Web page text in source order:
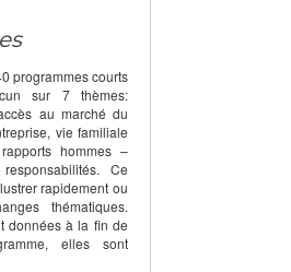
programmes courts
sur 7 thèmes:
au marché du
vie familiale
hommes –
Ce
rapidement ou
thématiques.
données à la fin de
elles sont